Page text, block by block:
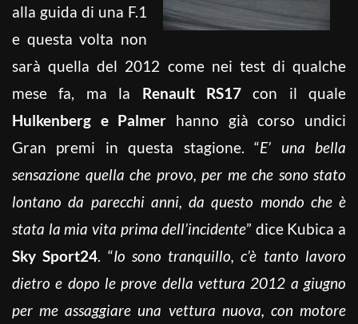
alla guida di una F.1
e questa volta non
sarà quella del 2012 come nei test di qualche
mese fa, ma la Renault RS17con il quale
Hulkenberg e Palmer hanno già corso undici
Gran premi in questa stagione. “E’ una bella
sensazione quella che provo, per me che sono stato
lontano da parecchi anni, da questo mondo che è
stata la mia vita prima dell’incidente” dice Kubica a
Sky Sport24. “Io sono tranquillo, c’è tanto lavoro
dietro e dopo le prove della vettura 2012 a giugno
per me assaggiare una vettura nuova, con motore